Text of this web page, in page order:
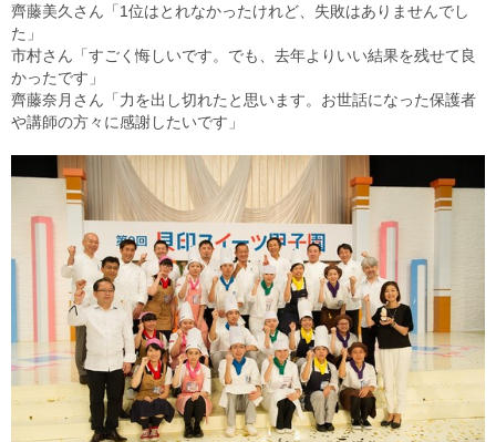
齊藤美久さん「1位はとれなかったけれど、失敗はありませんでし
た」
市村さん「すごく悔しいです。でも、去年よりいい結果を残せて良
かったです」
齊藤奈月さん「力を出し切れたと思います。お世話になった保護者
や講師の方々に感謝したいです」